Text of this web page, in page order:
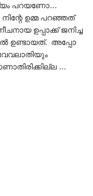
പറയണോ…
ഉമ്മ പറഞ്ഞത്
ഉപ്പാക്ക് ജനിച്ച
ഉണ്ടായത്. അപ്പോ
…